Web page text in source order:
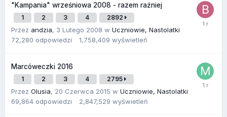
"Kampania" wrześniowa 2008 - razem raźniej
1 2 3 4 2892
Przez andzia, 3 Lutego 2008 w Uczniowie, Nastolatki
72,280 odpowiedzi 1,758,409 wyświetleń
Marcóweczki 2016
1 2 3 4 2795
Przez Olusia, 20 Czerwca 2015 w Uczniowie, Nastolatki
69,864 odpowiedzi 2,847,529 wyświetleń